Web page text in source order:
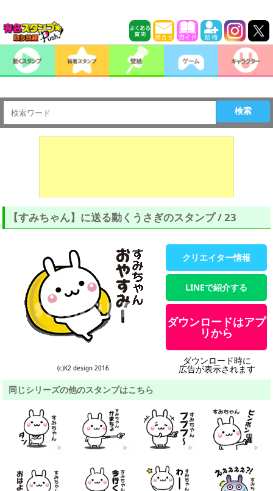
検索
【すみちゃん】に送る動くうさぎのスタンプ / 23
(c)K2 design 2016
クリエイター情報
LINEで紹介する
ダウンロードはアプ
リから
ダウンロード時に
広告が表示されます
同じシリーズの他のスタンプはこちら